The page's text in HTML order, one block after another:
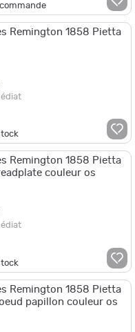
Remington 1858 Pietta
Remington 1858 Pietta
couleur os
Remington 1858 Pietta
papillon couleur os